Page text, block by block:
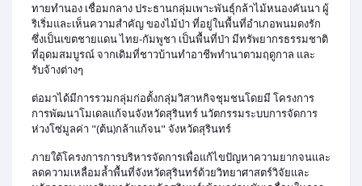
ทายทำนอง เชื่อมกลาง ประธานกลุ่มเพาะพันธุ์กล้าไม้หนองคันนา ผู้
ริเริ่มและเห็นความสำคัญ ของไม้ป่า ที่อยู่ในพื้นที่อำเภอพนมดงรัก
ซึ่งเป็นเขตชายแดน ไทย-กัมพูชา เป็นพื้นที่ป่า มีทรัพยากรธรรมชาติ
ที่อุดมสมบูรณ์ จากเดิมที่ชาวบ้านทำอาชีพทำนาตามฤดูกาล และ
รับจ้างต่างๆ
ต่อมาได้มีการรวมกลุ่มก่อตั้งกลุ่มวิสาหกิจชุมชนโดยมี โครงการ
การพัฒนาโมเดลแก้จนจังหวัดสุรินทร์ นวัตกรรมระบบการจัดการ
ห่วงโซ่มูลค่า "(ต้น)กล้าแก้จน" จังหวัดสุรินทร์
ภายใต้โครงการการบริหารจัดการเพื่อแก้ไขปัญหาความยากจนและ
ลดความเหลื่อมล้ำพื้นที่จังหวัดสุรินทร์ด้วยวิทยาศาสตร์วิจัยและ